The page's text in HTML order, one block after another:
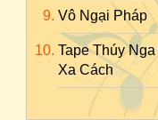
Vô Ngại Pháp
Tape Thúy
Xa Cách